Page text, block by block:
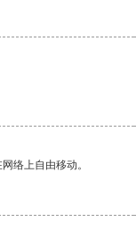
络上自由移动。